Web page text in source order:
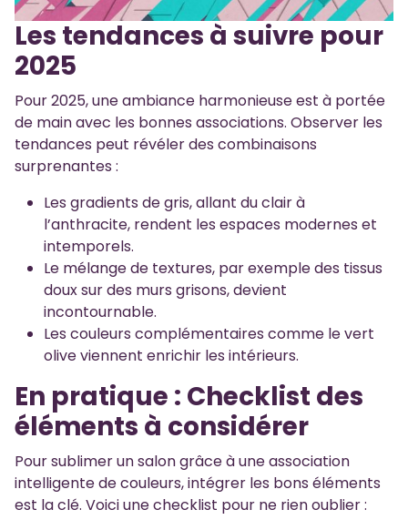
Les tendances à suivre pour
2025
Pour 2025, une ambiance harmonieuse est à portée
de main avec les bonnes associations. Observer les
tendances peut révéler des combinaisons
surprenantes :
Les gradients de gris, allant du clair à
l’anthracite, rendent les espaces modernes et
intemporels.
Le mélange de textures, par exemple des tissus
doux sur des murs grisons, devient
incontournable.
Les couleurs complémentaires comme le vert
olive viennent enrichir les intérieurs.
En pratique : Checklist des
éléments à considérer
Pour sublimer un salon grâce à une association
intelligente de couleurs, intégrer les bons éléments
est la clé. Voici une checklist pour ne rien oublier :